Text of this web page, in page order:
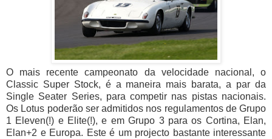
O mais recente campeonato da velocidade nacional, o
Classic Super Stock, é a maneira mais barata, a par da
Single Seater Series, para competir nas pistas nacionais.
Os Lotus poderão ser admitidos nos regulamentos de Grupo
1 Eleven(!) e Elite(!), e em Grupo 3 para os Cortina, Elan,
Elan+2 e Europa. Este é um projecto bastante interessante